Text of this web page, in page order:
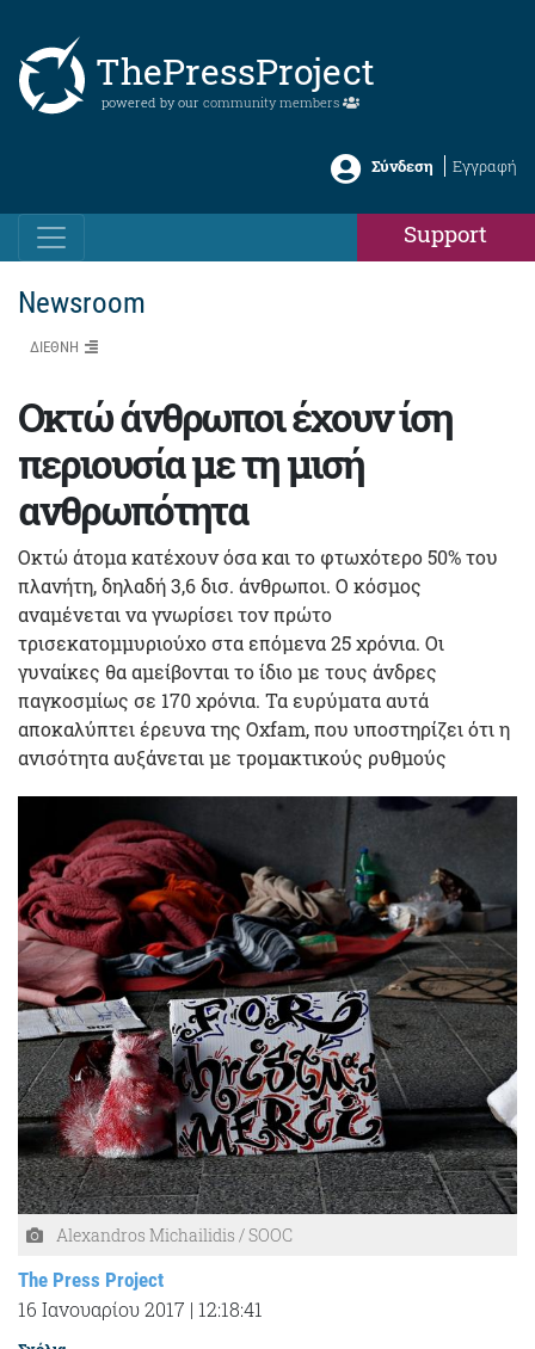
ThePressProject
powered by our community members
Σύνδεση Εγγραφή
Support
Newsroom
ΔΙΕΘΝΗ
Οκτώ άνθρωποι έχουν ίση
περιουσία με τη μισή
ανθρωπότητα
Οκτώ άτομα κατέχουν όσα και το φτωχότερο 50% του
πλανήτη, δηλαδή 3,6 δισ. άνθρωποι. Ο κόσμος
αναμένεται να γνωρίσει τον πρώτο
τρισεκατομμυριούχο στα επόμενα 25 χρόνια. Οι
γυναίκες θα αμείβονται το ίδιο με τους άνδρες
παγκοσμίως σε 170 χρόνια. Τα ευρύματα αυτά
αποκαλύπτει έρευνα της Oxfam, που υποστηρίζει ότι η
ανισότητα αυξάνεται με τρομακτικούς ρυθμούς
Alexandros Michailidis / SOOC
The Press Project
16 Ιανουαρίου 2017 | 12:18:41